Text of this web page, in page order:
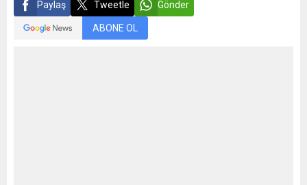
Paylaş Tweetle Gönder
ABONE OL